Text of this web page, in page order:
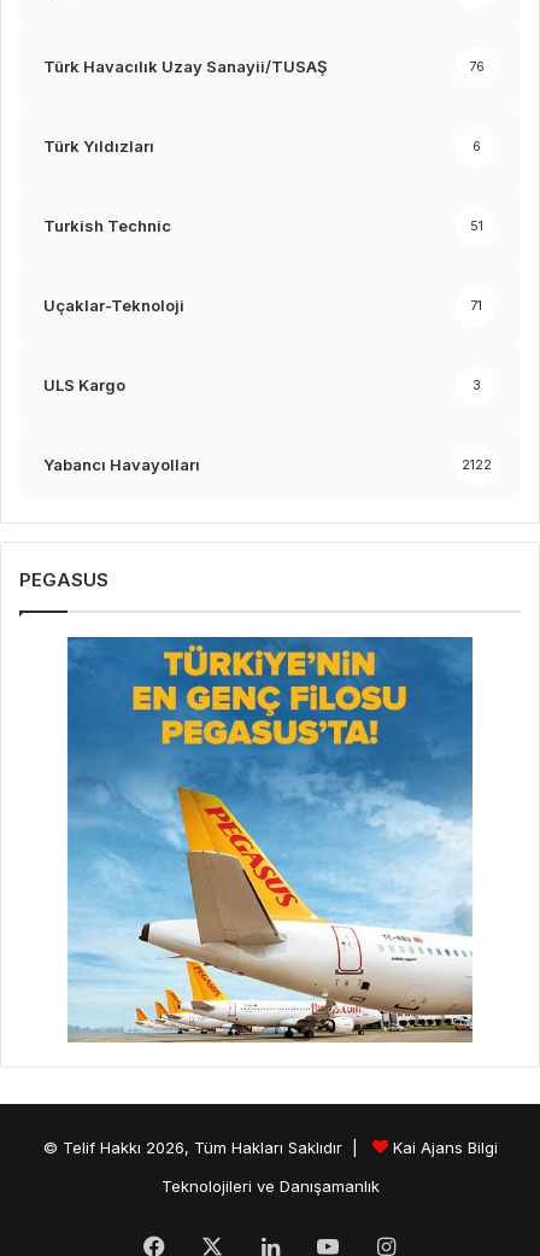
Türk Havacılık Uzay Sanayii/TUSAŞ 76
Türk Yıldızları 6
Turkish Technic 51
Uçaklar-Teknoloji 71
ULS Kargo 3
Yabancı Havayolları 2122
PEGASUS
© Telif Hakkı 2026, Tüm Hakları Saklıdır |
Kai Ajans Bilgi
Teknolojileri ve Danışamanlık
Facebook LinkedInYouTubeInstagram